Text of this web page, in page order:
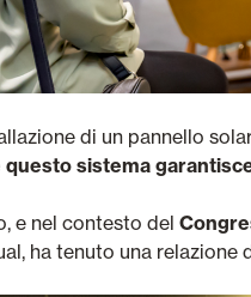
di un pannello
questo sistema
e nel contesto del
ha tenuto una relazione